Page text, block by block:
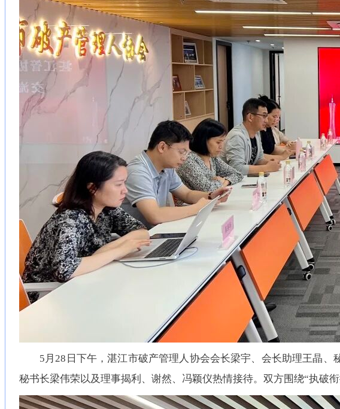
5月28日下午，湛江市破产管理人协会会长梁宇、会长助理王晶
秘书长梁伟荣以及理事揭利、谢然、冯颖仪热情接待。双方围绕“执破